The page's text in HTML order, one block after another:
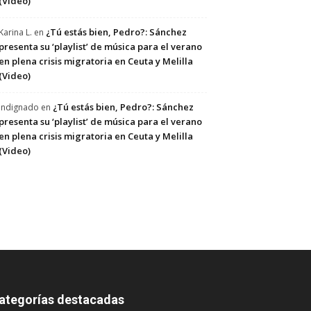
L. en ¿Tú estás bien, Pedro?: Sánchez
su ‘playlist’ de música para el verano
plena crisis migratoria en Ceuta y Melilla
en ¿Tú estás bien, Pedro?: Sánchez
su ‘playlist’ de música para el verano
plena crisis migratoria en Ceuta y Melilla
destacadas